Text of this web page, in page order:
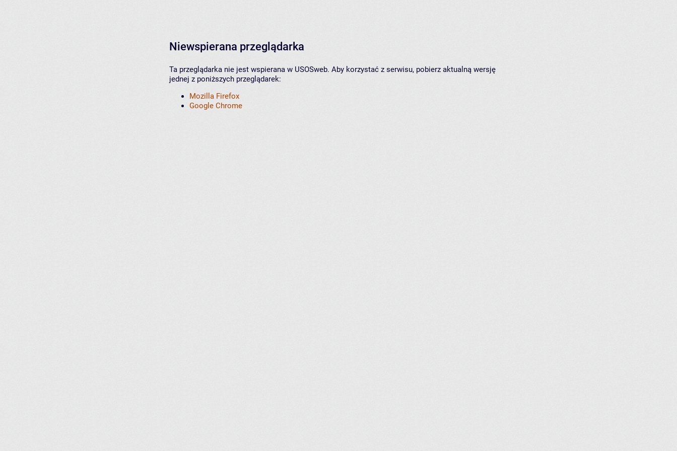
Niewspierana przeglądarka
Ta przeglądarka nie jest wspierana w USOSweb. Aby korzystać z serwisu, pobierz aktualną wersję
jednej z poniższych przeglądarek:
Mozilla Firefox
Google Chrome